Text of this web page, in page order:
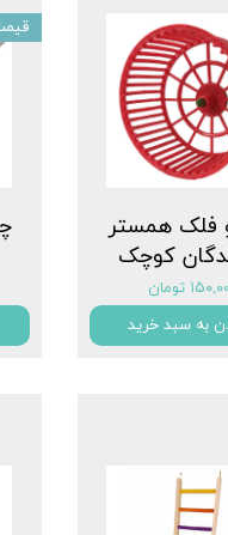
فلک همستر
کوچک
تومان
به سبد خرید